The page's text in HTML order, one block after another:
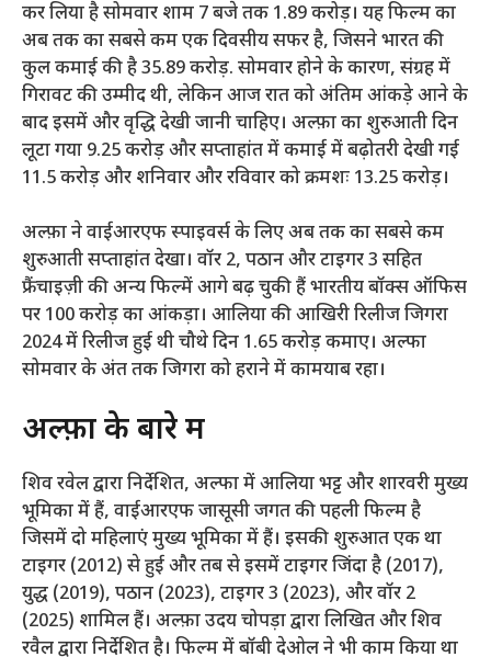
कर लिया हैसोमवार शाम 7 बजे तक 1.89 करोड़। यह फिल्म का
अब तक का सबसे कम एक दिवसीय सफर है, जिसने भारत की
कुल कमाई की है35.89 करोड़. सोमवार होने के कारण, संग्रह में
गिरावट की उम्मीद थी, लेकिन आज रात को अंतिम आंकड़े आने के
बाद इसमें और वृद्धि देखी जानी चाहिए। अल्फ़ा का शुरुआती दिन
लूटा गया 9.25 करोड़ और सप्ताहांत में कमाई में बढ़ोतरी देखी गई
11.5 करोड़ और शनिवार और रविवार को क्रमशः 13.25 करोड़।
अल्फ़ा ने वाईआरएफ स्पाइवर्स के लिए अब तक का सबसे कम
शुरुआती सप्ताहांत देखा। वॉर 2, पठान और टाइगर 3 सहित
फ्रैंचाइज़ी की अन्य फिल्में आगे बढ़ चुकी हैंभारतीय बॉक्स ऑफिस
पर 100 करोड़ का आंकड़ा। आलिया की आखिरी रिलीज जिगरा
2024 में रिलीज हुई थीचौथे दिन 1.65 करोड़ कमाए। अल्फा
सोमवार के अंत तक जिगरा को हराने में कामयाब रहा।
अल्फ़ा के बारे में
शिव रवेल द्वारा निर्देशित, अल्फा में आलिया भट्ट और शारवरी मुख्य
भूमिका में हैं, वाईआरएफ जासूसी जगत की पहली फिल्म है
जिसमें दो महिलाएं मुख्य भूमिका में हैं। इसकी शुरुआत एक था
टाइगर (2012) से हुई और तब से इसमें टाइगर जिंदा है (2017),
युद्ध (2019), पठान (2023), टाइगर 3 (2023), और वॉर 2
(2025) शामिल हैं। अल्फ़ा उदय चोपड़ा द्वारा लिखित और शिव
रवैल द्वारा निर्देशित है। फिल्म में बॉबी देओल ने भी काम किया था